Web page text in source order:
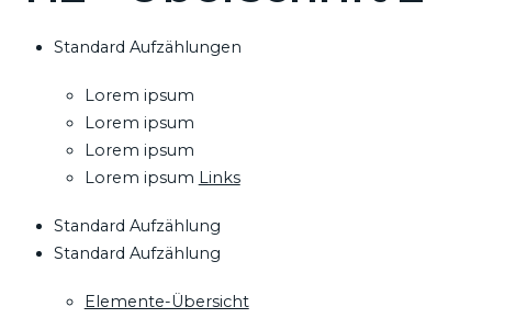
Standard Aufzählungen
Lorem ipsum
Lorem ipsum
Lorem ipsum
Lorem ipsum Links
Standard Aufzählung
Standard Aufzählung
Elemente-Übersicht